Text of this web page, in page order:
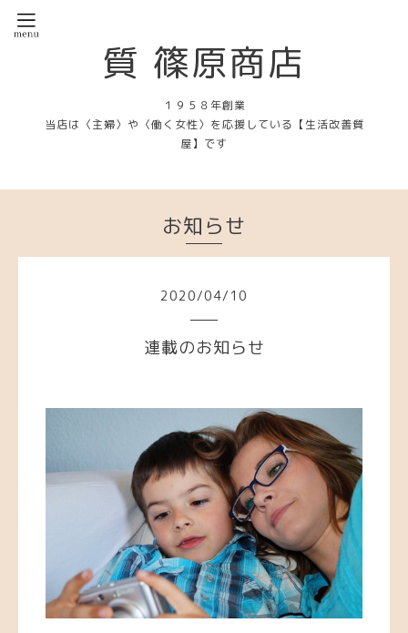
質 篠原商店
１９５８年創業
当店は〈主婦〉や〈働く女性〉を応援している【生活改善質
屋】です
お知らせ
2020/04/ 10
連載のお知らせ